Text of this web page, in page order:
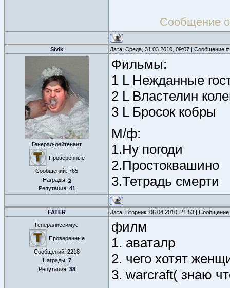
Сообщение
Sivik Дата: Среда, 31.03.2010, 09:07 | Сообщение #
Генерал-лейтенант
Проверенные
Сообщений: 765
Награды: 5
Репутация: 41
Фильмы:
1 L Нежданные
2 L Властелин
3 L Бросок кобры
М/ф:
1.Ну погоди
2.Простоквашино
3.Тетрадь смерти
FATER Дата: Вторник, 06.04.2010, 21:53 |
Генералиссимус
Проверенные
Сообщений: 2218
Награды: 7
Репутация: 38
филм
1. аваталр
2. чего хотят
3. warcraft( знаю